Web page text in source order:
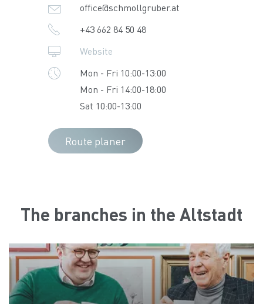
office@schmollgruber.at
+43 662 84 50 48
Website
Mon - Fri 10:00-13:00
Mon - Fri 14:00-18:00
Sat 10:00-13:00
Route planer
The branches in the Altstadt